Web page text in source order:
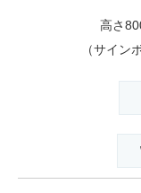
高さ
（サイン